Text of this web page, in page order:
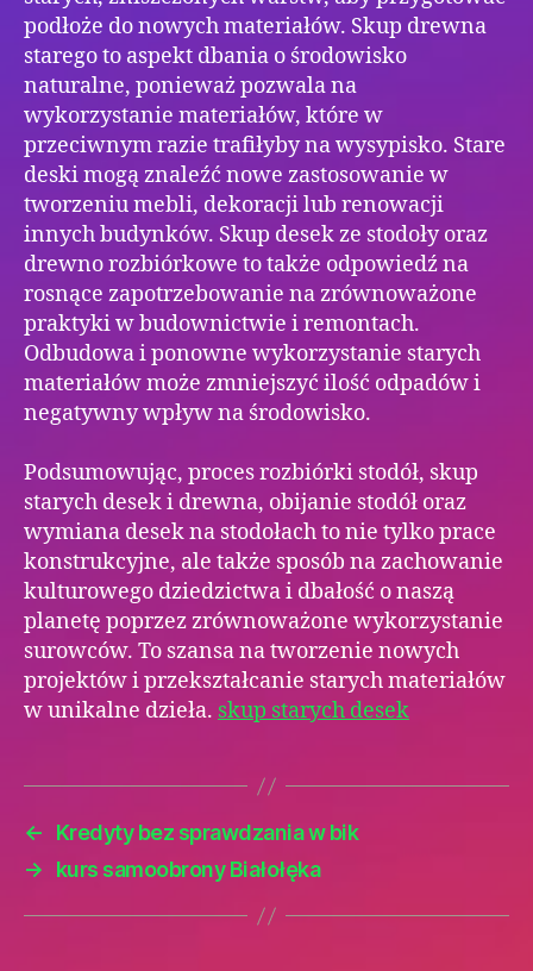
podłoże do nowych materiałów. Skup drewna
starego to aspekt dbania o środowisko
naturalne, ponieważ pozwala na
wykorzystanie materiałów, które w
przeciwnym razie trafiłyby na wysypisko. Stare
deski mogą znaleźć nowe zastosowanie w
tworzeniu mebli, dekoracji lub renowacji
innych budynków. Skup desek ze stodoły oraz
drewno rozbiórkowe to także odpowiedź na
rosnące zapotrzebowanie na zrównoważone
praktyki w budownictwie i remontach.
Odbudowa i ponowne wykorzystanie starych
materiałów może zmniejszyć ilość odpadów i
negatywny wpływ na środowisko.
Podsumowując, proces rozbiórki stodół, skup
starych desek i drewna, obijanie stodół oraz
wymiana desek na stodołach to nie tylko prace
konstrukcyjne, ale także sposób na zachowanie
kulturowego dziedzictwa i dbałość o naszą
planetę poprzez zrównoważone wykorzystanie
surowców. To szansa na tworzenie nowych
projektów i przekształcanie starych materiałów
w unikalne dzieła. skup starych desek
←
Kredyty bez sprawdzania w bik
→
kurs samoobrony Białołęka